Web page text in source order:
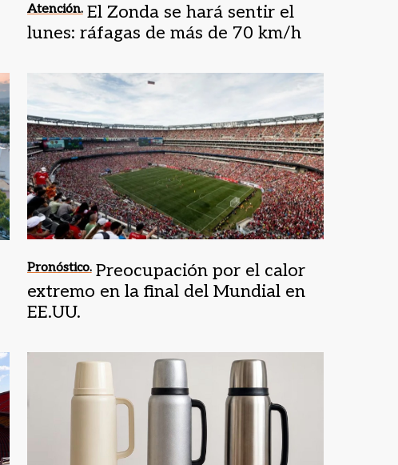
Atención. El Zonda se hará sentir el
lunes: ráfagas de más de 70 km/h
Pronóstico. Preocupación por el calor
extremo en la final del Mundial en
EE.UU.